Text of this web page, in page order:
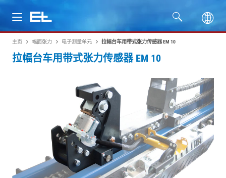
产品
主页 幅面张力 电子测量单元 拉幅台车用带式张力传感器 EM 10
拉幅台车用带式张力传感器 EM 10